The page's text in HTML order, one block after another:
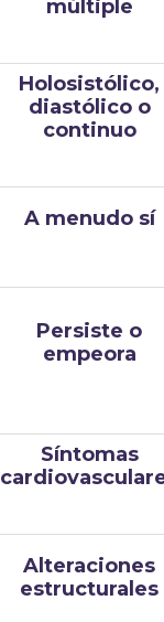
múltiple
Holosistólico,
diastólico o
continuo
A menudo sí
Persiste o
empeora
Síntomas
Alteraciones
estructurales